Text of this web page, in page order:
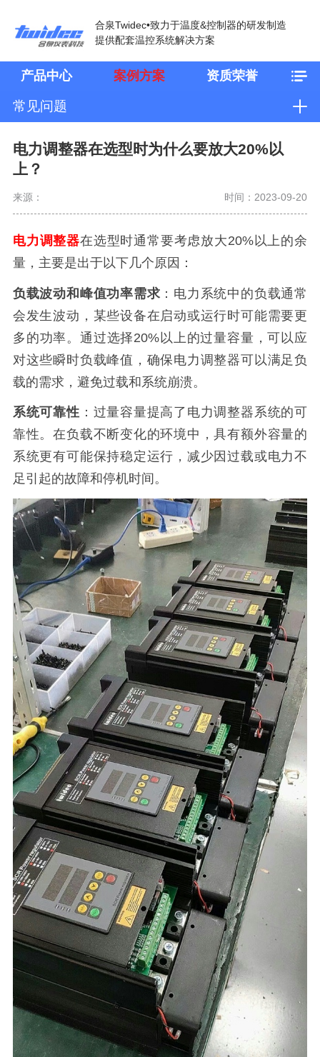
合泉Twidec•致力于温度&控制器的研发制造
提供配套温控系统解决方案
产品中心 案例方案 资质荣誉
常见问题
电力调整器在选型时为什么要放大20%以
上？
来源： 时间：2023-09-20
电力调整器在选型时通常要考虑放大20%以上的余
量，主要是出于以下几个原因：
负载波动和峰值功率需求 ：电力系统中的负载通常
会发生波动，某些设备在启动或运行时可能需要更
多的功率。通过选择20%以上的过量容量，可以应
对这些瞬时负载峰值，确保电力调整器可以满足负
载的需求，避免过载和系统崩溃。
系统可靠性 ：过量容量提高了电力调整器系统的可
靠性。在负载不断变化的环境中，具有额外容量的
系统更有可能保持稳定运行，减少因过载或电力不
足引起的故障和停机时间。